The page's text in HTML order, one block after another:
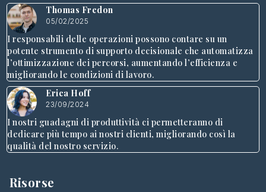
Thomas Fredon
05/02/2025
I responsabili delle operazioni possono contare su un
potente strumento di supporto decisionale che automatizza
l’ottimizzazione dei percorsi, aumentando l’efficienza e
migliorando le condizioni di lavoro.
Erica Hoff
23/09/2024
I nostri guadagni di produttività ci permetteranno di
dedicare più tempo ai nostri clienti, migliorando così la
qualità del nostro servizio.
Risorse